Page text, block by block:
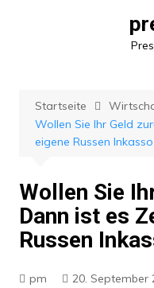
Startseite
Wollen Sie Ihr Geld
eigene Russen
Wollen Sie
Dann ist es
Russen
pm 20. September